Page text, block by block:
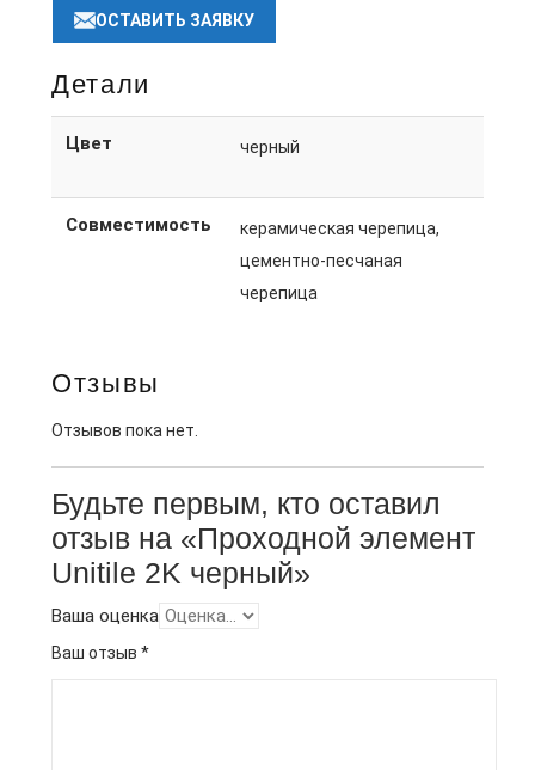
ОСТАВИТЬ ЗАЯВКУ
Детали
Цвет черный
Совместимость
керамическая черепица,
цементно-песчаная
черепица
Отзывы
Отзывов пока нет.
Будьте первым, кто оставил
отзыв на «Проходной элемент
Unitile 2K черный»
Ваша оценка
Ваш отзыв *